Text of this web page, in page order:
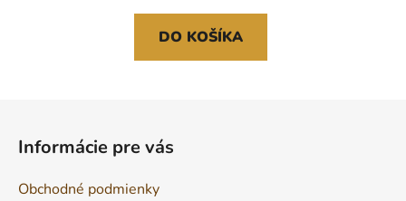
DO KOŠÍKA
Informácie pre vás
Obchodné podmienky